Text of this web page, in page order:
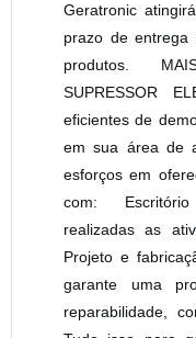
Geratronic
prazo de
produtos.
SUPRESSOR
eficientes de
em sua área de
esforços em
com:
realizadas as
Projeto e
garante uma
reparabilidade,